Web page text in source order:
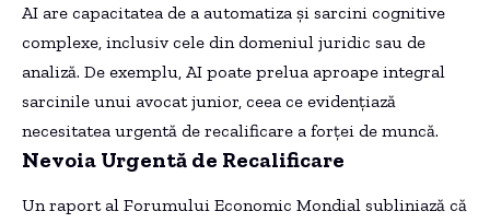
AI are capacitatea de a automatiza și sarcini cognitive
complexe, inclusiv cele din domeniul juridic sau de
analiză. De exemplu, AI poate prelua aproape integral
sarcinile unui avocat junior, ceea ce evidențiază
necesitatea urgentă de recalificare a forței de muncă.
Nevoia Urgentă de Recalificare
Un raport al Forumului Economic Mondial subliniază că